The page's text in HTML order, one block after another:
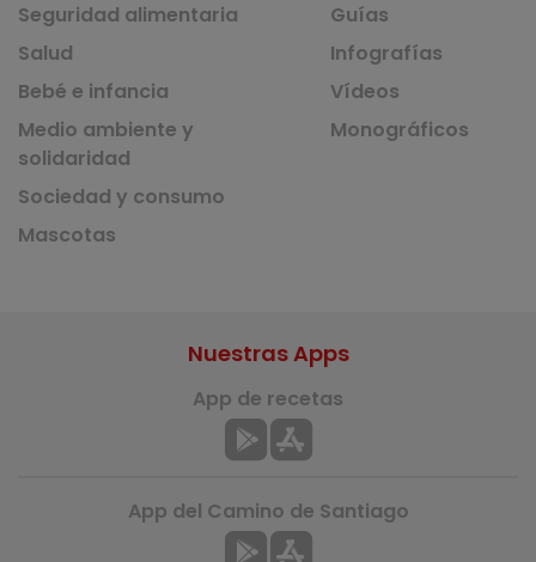
Seguridad alimentaria
Salud
Bebé e infancia
Medio ambiente y
solidaridad
Sociedad y consumo
Mascotas
Guías
Infografías
Vídeos
Monográficos
Nuestras Apps
App de recetas
App del Camino de Santiago